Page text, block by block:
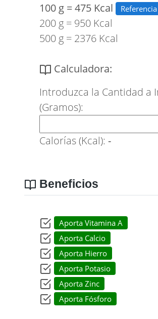
100 g = 475 Kcal
Referencia
200 g = 950 Kcal
500 g = 2376 Kcal
Calculadora:
Introduzca la Cantidad a
(Gramos):
Calorías (Kcal): -
Beneficios
Aporta Vitamina A
Aporta Calcio
Aporta Hierro
Aporta Potasio
Aporta Zinc
Aporta Fósforo